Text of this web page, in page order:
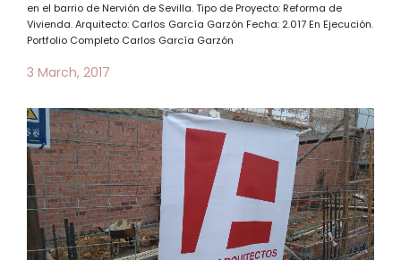
en el barrio de Nervión de Sevilla. Tipo de Proyecto: Reforma de
Vivienda. Arquitecto: Carlos García Garzón Fecha: 2.017 En Ejecución.
Portfolio Completo Carlos García Garzón
3 March, 2017